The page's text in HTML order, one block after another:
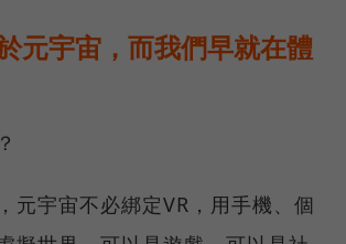
元宇宙，而我們早就在體
元宇宙不必綁定VR，用手機、個